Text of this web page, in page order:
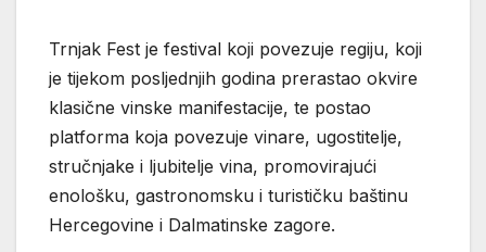
Trnjak Fest je festival koji povezuje regiju, koji
je tijekom posljednjih godina prerastao okvire
klasične vinske manifestacije, te postao
platforma koja povezuje vinare, ugostitelje,
stručnjake i ljubitelje vina, promovirajući
enološku, gastronomsku i turističku baštinu
Hercegovine i Dalmatinske zagore.